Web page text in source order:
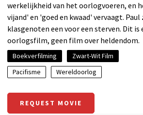
werkelijkheid van het oorlogvoeren, en
vijand' en 'goed en kwaad' vervaagt.
klasgenoten een voor een sterven. Dit is
oorlogsfilm, geen film over heldendom.
Boekverfilming
Zwart-Wit Film
Pacifisme
Wereldoorlog
REQUEST MOVIE